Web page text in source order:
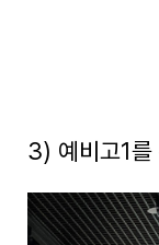
3) 예비고1를